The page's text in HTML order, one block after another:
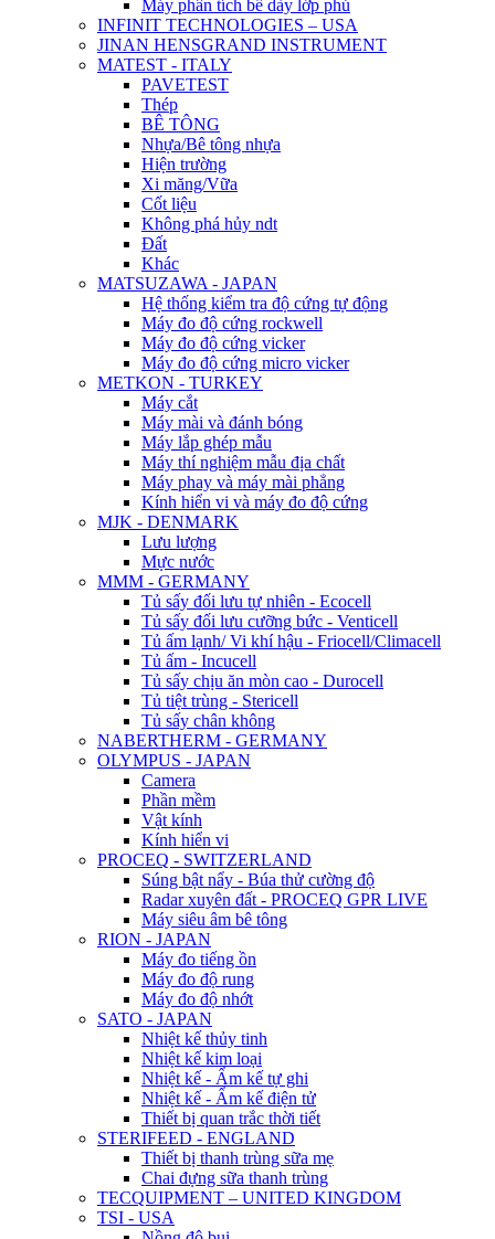
Máy phân tích bề dày lớp phủ
INFINIT TECHNOLOGIES – USA
JINAN HENSGRAND INSTRUMENT
MATEST - ITALY
PAVETEST
Thép
BÊ TÔNG
Nhựa/Bê tông nhựa
Hiện trường
Xi măng/Vữa
Cốt liệu
Không phá hủy ndt
Đất
Khác
MATSUZAWA - JAPAN
Hệ thống kiểm tra độ cứng tự động
Máy đo độ cứng rockwell
Máy đo độ cứng vicker
Máy đo độ cứng micro vicker
METKON - TURKEY
Máy cắt
Máy mài và đánh bóng
Máy lắp ghép mẫu
Máy thí nghiệm mẫu địa chất
Máy phay và máy mài phẳng
Kính hiển vi và máy đo độ cứng
MJK - DENMARK
Lưu lượng
Mực nước
MMM - GERMANY
Tủ sấy đối lưu tự nhiên - Ecocell
Tủ sấy đối lưu cưỡng bức - Venticell
Tủ ấm lạnh/ Vi khí hậu - Friocell/Climacell
Tủ ấm - Incucell
Tủ sấy chịu ăn mòn cao - Durocell
Tủ tiệt trùng - Stericell
Tủ sấy chân không
NABERTHERM - GERMANY
OLYMPUS - JAPAN
Camera
Phần mềm
Vật kính
Kính hiển vi
PROCEQ - SWITZERLAND
Súng bật nẩy - Búa thử cường độ
Radar xuyên đất - PROCEQ GPR LIVE
Máy siêu âm bê tông
RION - JAPAN
Máy đo tiếng ồn
Máy đo độ rung
Máy đo độ nhớt
SATO - JAPAN
Nhiệt kế thủy tinh
Nhiệt kế kim loại
Nhiệt kế - Ẩm kế tự ghi
Nhiệt kế - Ẩm kế điện tử
Thiết bị quan trắc thời tiết
STERIFEED - ENGLAND
Thiết bị thanh trùng sữa mẹ
Chai đựng sữa thanh trùng
TECQUIPMENT – UNITED KINGDOM
TSI - USA